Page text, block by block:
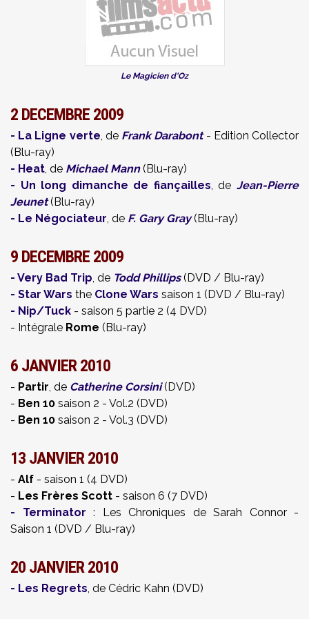
Le Magicien d'Oz
2 DECEMBRE 2009
- La Ligne verte, de Frank Darabont- Edition Collector
(Blu-ray)
- Heat, de Michael Mann(Blu-ray)
- Un long dimanche de fiançailles, deJean-Pierre
Jeunet(Blu-ray)
- Le Négociateur, de F. Gary Gray(Blu-ray)
9 DECEMBRE 2009
- Very Bad Trip, de Todd Phillips(DVD / Blu-ray)
- Star Wars the Clone Wars saison 1 (DVD / Blu-ray)
- Nip/Tuck - saison 5 partie 2 (4 DVD)
- Intégrale Rome (Blu-ray)
6 JANVIER 2010
- Partir, de Catherine Corsini(DVD)
- Ben 10 saison 2 - Vol.2 (DVD)
- Ben 10 saison 2 - Vol.3 (DVD)
13 JANVIER 2010
- Alf - saison 1 (4 DVD)
- Les Frères Scott - saison 6 (7 DVD)
- Terminator : Les Chroniques de Sarah Connor -
Saison 1 (DVD / Blu-ray)
20 JANVIER 2010
- Les Regrets, de Cédric Kahn (DVD)